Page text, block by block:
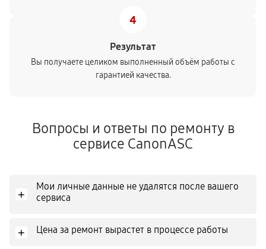
4
Результат
Вы получаете целиком выполненный объём работы с
гарантией качества.
Вопросы и ответы по ремонту в
сервисе CanonASC
+
Мои личные данные не удалятся после вашего
сервиса
+ Цена за ремонт вырастет в процессе работы